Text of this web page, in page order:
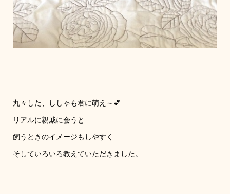
丸々した、ししゃも君に萌え～💕
リアルに親戚に会うと
飼うときのイメージもしやすく
そしていろいろ教えていただきました。